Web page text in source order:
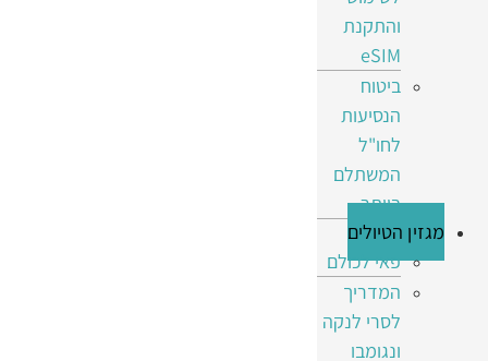
והתקנת
eSIM
ביטוח
הנסיעות
לחו"ל
המשתלם
ביותר
מגזין הטיולים
פאי לכולם
המדריך
לסרי לנקה
ונגומבו